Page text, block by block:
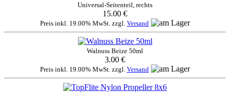
Universal-Seitenteil, rechts
15.00 €
Preis inkl. 19.00% MwSt. zzgl. Versand
Walnuss Beize 50ml
3.00 €
Preis inkl. 19.00% MwSt. zzgl. Versand